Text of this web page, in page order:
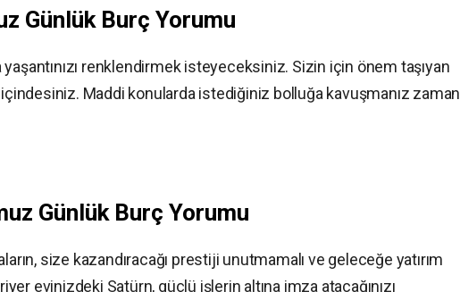
Günlük Burç Yorumu
renklendirmek isteyeceksiniz. Sizin için önem taşıyan
içindesiniz. Maddi konularda istediğiniz bolluğa kavuşmanız zaman
Günlük Burç Yorumu
size kazandıracağı prestiji unutmamalı ve geleceğe yatırım
evinizdeki Satürn, güçlü işlerin altına imza atacağınızı